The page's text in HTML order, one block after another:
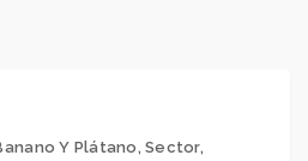
Y Plátano ,Sector,